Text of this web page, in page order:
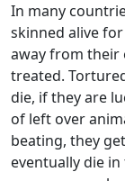
In many
skinned alive
away from their
treated.
die, if they are
of left over
beating, they
eventually die